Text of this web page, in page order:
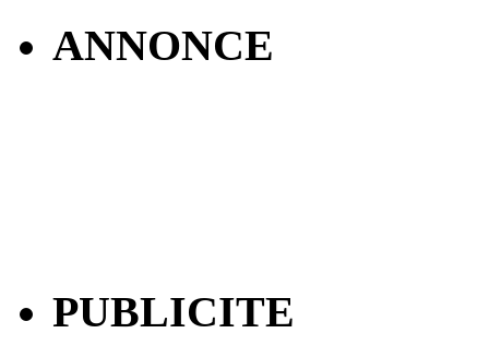
ANNONCE
PUBLICITE